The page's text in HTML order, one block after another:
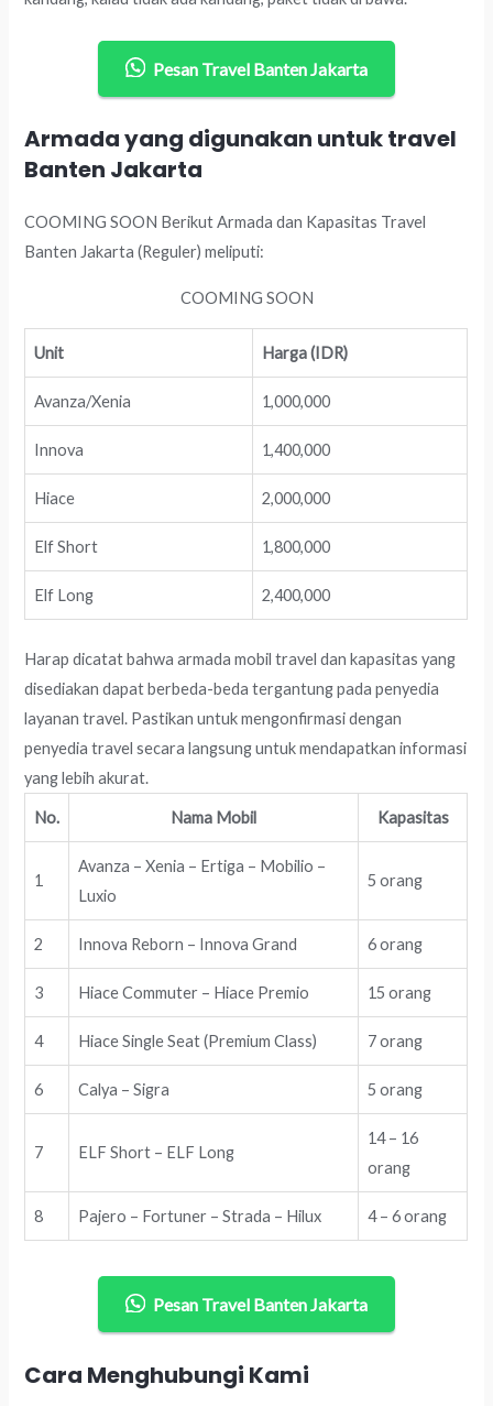
Pesan Travel Banten Jakarta
Armada yang digunakan untuk travel
Banten Jakarta
COOMING SOON Berikut Armada dan Kapasitas Travel
Banten Jakarta (Reguler) meliputi:
COOMING SOON
Unit Harga (IDR)
Avanza/Xenia 1,000,000
Innova 1,400,000
Hiace 2,000,000
Elf Short 1,800,000
Elf Long 2,400,000
Harap dicatat bahwa armada mobil travel dan kapasitas yang
disediakan dapat berbeda-beda tergantung pada penyedia
layanan travel. Pastikan untuk mengonfirmasi dengan
penyedia travel secara langsung untuk mendapatkan informasi
yang lebih akurat.
No. Nama Mobil Kapasitas
1
Avanza – Xenia – Ertiga – Mobilio –
Luxio
5 orang
2 Innova Reborn – Innova Grand 6 orang
3 Hiace Commuter – Hiace Premio 15 orang
4 Hiace Single Seat (Premium Class) 7 orang
6 Calya – Sigra 5 orang
7 ELF Short – ELF Long
14 – 16
orang
8 Pajero – Fortuner – Strada – Hilux 4 – 6 orang
Pesan Travel Banten Jakarta
Cara Menghubungi Kami